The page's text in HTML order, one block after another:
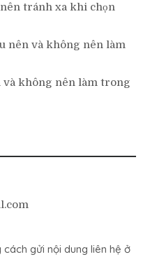
tránh xa khi chọn
nên và không nên làm
và không nên làm trong
gửi nội dung liên hệ ở